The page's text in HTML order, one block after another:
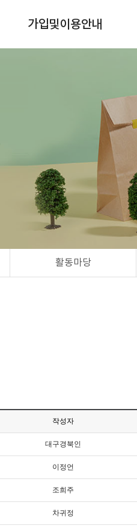
가입및이용안내
활동마당
작성자
대구경북인
이정언
조희주
차귀정